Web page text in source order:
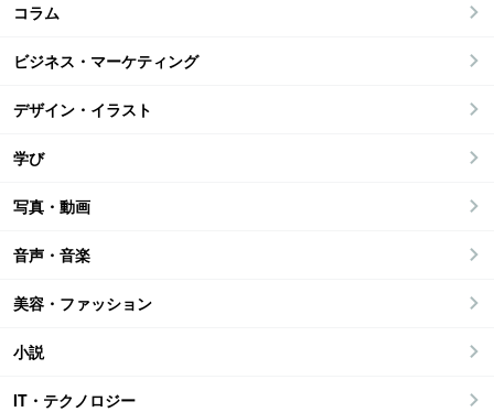
コラム
ビジネス・マーケティング
デザイン・イラスト
学び
写真・動画
音声・音楽
美容・ファッション
小説
IT・テクノロジー